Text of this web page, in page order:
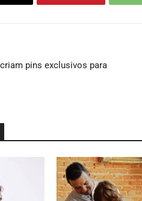
pins exclusivos para